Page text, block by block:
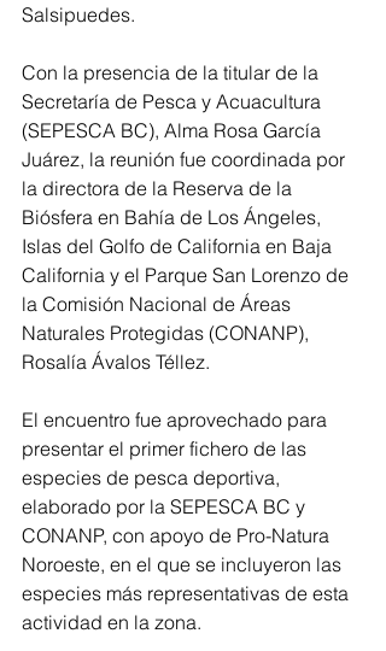
Salsipuedes.
Con la presencia de la titular de la
Secretaría de Pesca y Acuacultura
(SEPESCA BC), Alma Rosa García
Juárez, la reunión fue coordinada por
la directora de la Reserva de la
Biósfera en Bahía de Los Ángeles,
Islas del Golfo de California en Baja
California y el Parque San Lorenzo de
la Comisión Nacional de Áreas
Naturales Protegidas (CONANP),
Rosalía Ávalos Téllez.
El encuentro fue aprovechado para
presentar el primer fichero de las
especies de pesca deportiva,
elaborado por la SEPESCA BC y
CONANP, con apoyo de Pro-Natura
Noroeste, en el que se incluyeron las
especies más representativas de esta
actividad en la zona.